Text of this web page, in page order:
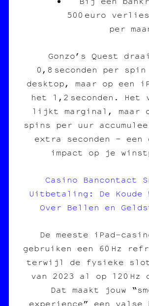
500 euro
per
Gonzo’s Quest
0,8 seconden per spin
desktop, maar op een
het 1,2 seconden. Het
lijkt marginal, maar
spins per uur
extra seconden –
impact op je
Casino Bancontact
Uitbetaling: De Koude
Over Bellen en
De meeste
gebruiken een 60 Hz
terwijl de fysieke
van 2023 al op 120 Hz
Dat maakt jouw
experience” een